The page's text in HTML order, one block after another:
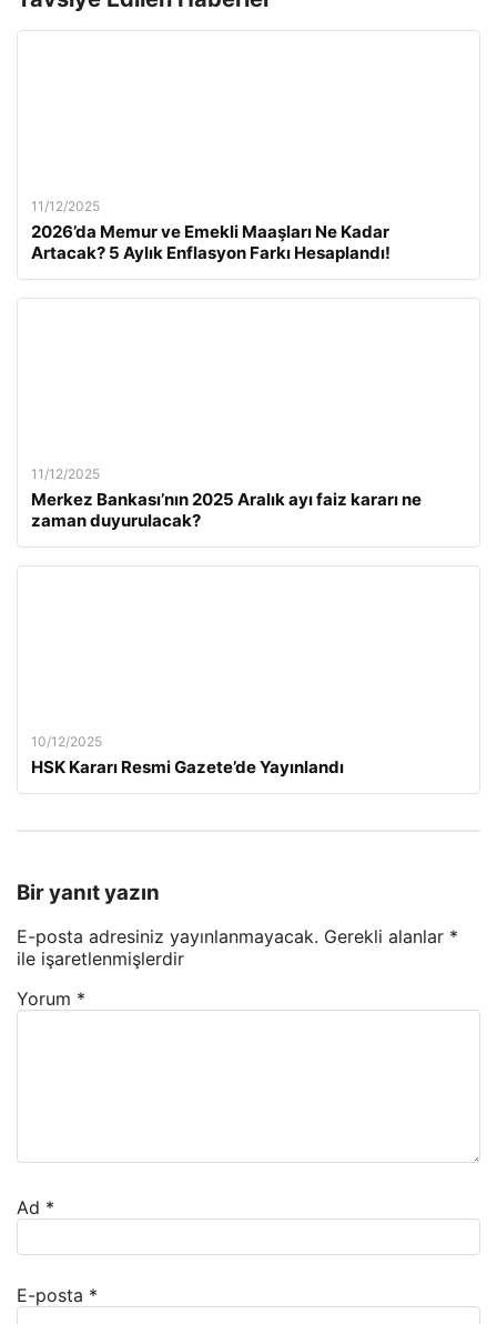
11/12/2025
2026’da Memur ve Emekli Maaşları Ne Kadar
Artacak? 5 Aylık Enflasyon Farkı Hesaplandı!
11/12/2025
Merkez Bankası’nın 2025 Aralık ayı faiz kararı ne
zaman duyurulacak?
10/12/2025
HSK Kararı Resmi Gazete’de Yayınlandı
Bir yanıt yazın
E-posta adresiniz yayınlanmayacak. Gerekli alanlar *
ile işaretlenmişlerdir
Yorum *
Ad *
E-posta *